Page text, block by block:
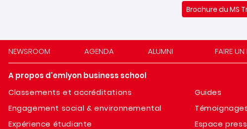
Brochure du MS
NEWSROOM AGENDA ALUMNI FAIRE
A propos d'emlyon business school
Classements et accréditations
Engagement social & environnemental
Expérience étudiante
Guides
Espace